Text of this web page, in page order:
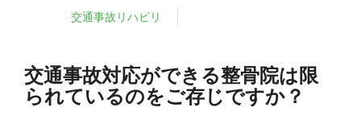
交通事故リハビリ
交通事故対応ができる整骨院は限
られているのをご存じですか？